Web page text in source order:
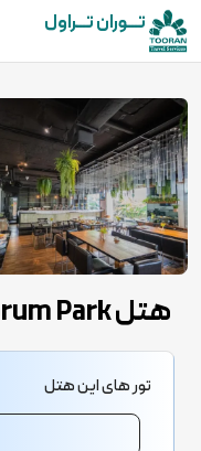
تـــوران تـــراول
هتل Forum Park
تور های این هتل